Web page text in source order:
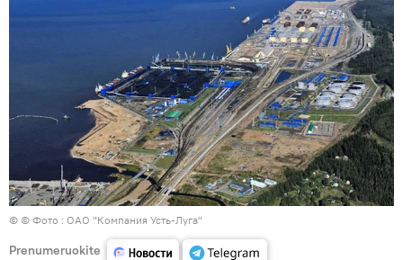
© © Фото : ОАО "Компания Усть-Луга"
Prenumeruokite